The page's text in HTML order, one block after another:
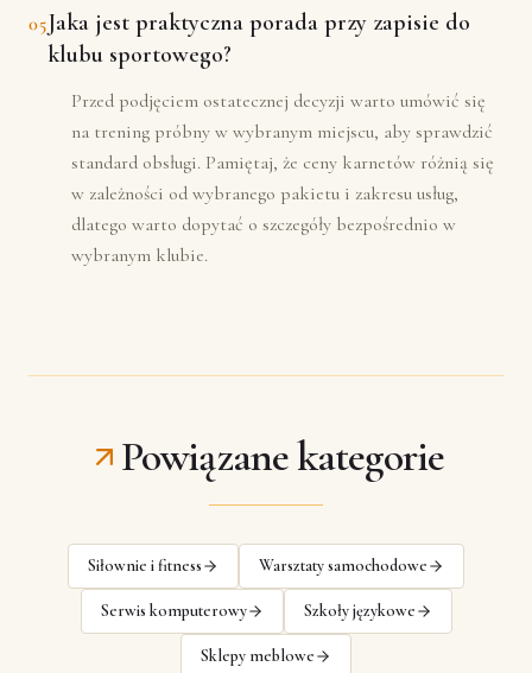
05Jaka jest praktyczna porada przy zapisie do
klubu sportowego?
Przed podjęciem ostatecznej decyzji warto umówić się
na trening próbny w wybranym miejscu, aby sprawdzić
standard obsługi. Pamiętaj, że ceny karnetów różnią się
w zależności od wybranego pakietu i zakresu usług,
dlatego warto dopytać o szczegóły bezpośrednio w
wybranym klubie.
Powiązane kategorie
Siłownie i fitness Warsztaty samochodowe
Serwis komputerowy Szkoły językowe
Sklepy meblowe